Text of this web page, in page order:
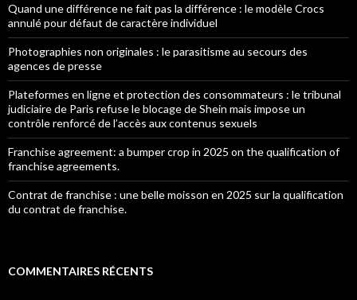
Quand une différence ne fait pas la différence : le modèle Crocs
annulé pour défaut de caractère individuel
Photographies non originales : le parasitisme au secours des
agences de presse
Plateformes en ligne et protection des consommateurs : le tribunal
judiciaire de Paris refuse le blocage de Shein mais impose un
contrôle renforcé de l’accès aux contenus sexuels
Franchise agreement: a bumper crop in 2025 on the qualification of
franchise agreements.
Contrat de franchise : une belle moisson en 2025 sur la qualification
du contrat de franchise.
COMMENTAIRES RÉCENTS